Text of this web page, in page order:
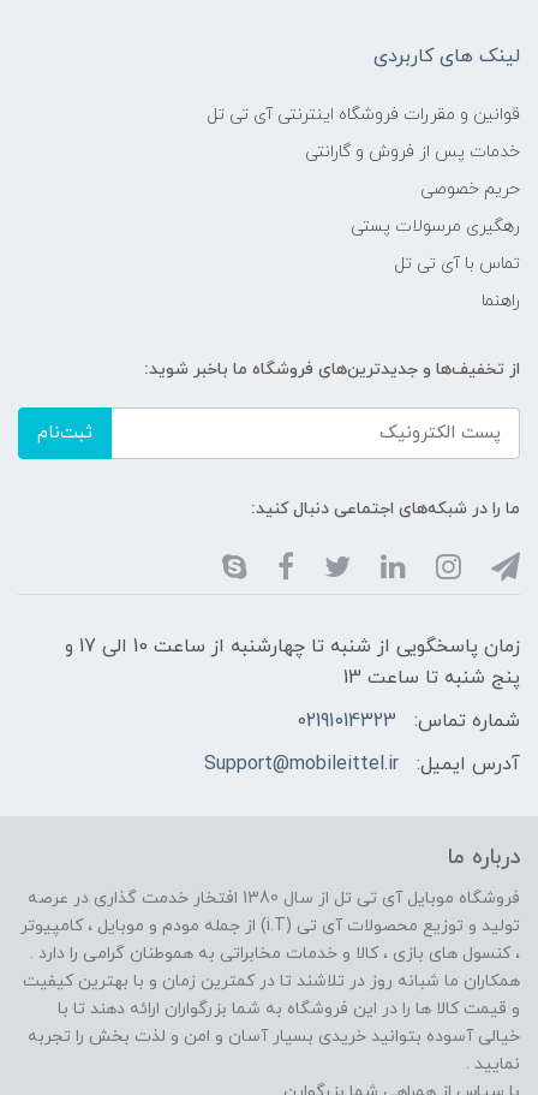
لینک های کاربردی
قوانین و مقررات فروشگاه اینترنتی آی تی تل
خدمات پس از فروش و گارانتی
حریم خصوصی
رهگیری مرسولات پستی
تماس با آی تی تل
راهنما
از تخفیف‌ها و جدیدترین‌های فروشگاه ما باخبر شوید:
ثبت‌نام
ما را در شبکه‌های اجتماعی دنبال کنید:
زمان پاسخگویی از شنبه تا چهارشنبه از ساعت 10 الی 17 و
پنج شنبه تا ساعت 13
شماره تماس:
02191014323
آدرس ایمیل:
Support@mobileittel.ir
درباره ما
فروشگاه موبایل آی تی تل از سال 1380 افتخار خدمت گذاری در عرصه
تولید و توزیع محصولات آی تی (i.T) از جمله مودم و موبایل ، کامپیوتر
، کنسول های بازی ، کالا و خدمات مخابراتی به هموطنان گرامی را دارد .
همکاران ما شبانه روز در تلاشند تا در کمترین زمان و با بهترین کیفیت
و قیمت کالا ها را در این فروشگاه به شما بزرگواران ارائه دهند تا با
خیالی آسوده بتوانید خریدی بسیار آسان و امن و لذت بخش را تجربه
نمایید .